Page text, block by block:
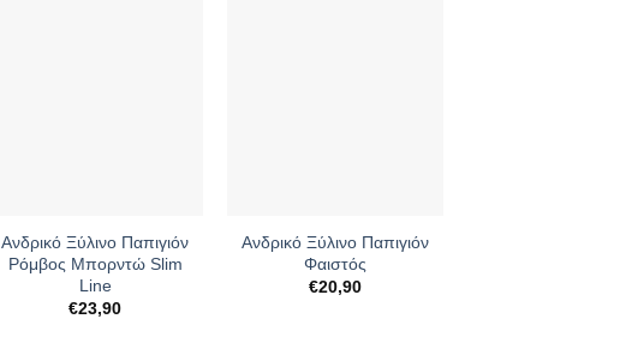
Ανδρικό Ξύλινο Παπιγιόν
Ρόμβος Μπορντώ Slim
Line
€23,90
Ανδρικό Ξύλινο Παπιγιόν
Φαιστός
€20,90